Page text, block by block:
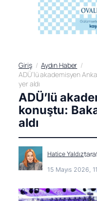
Giriş
Aydın Haber
ADÜ’lü akademisyen
yer aldı
ADÜ’lü
konuştu:
aldı
Hatice Yaldız
15 Mayıs 2026,